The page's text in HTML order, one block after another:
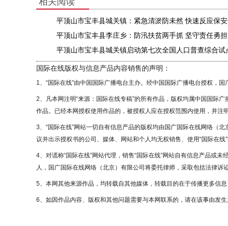
平顶山市宝丰县城关镇：紧急清淤防未然 快速反应保
平顶山市宝丰县李庄乡：防汛扶贫两手抓 坚守责任勇担
平顶山市宝丰县城关镇启动第七次全国人口普查综合试
国际在线版权与信息产品内容销售的声明：
1、“国际在线”由中国国际广播电台主办。经中国国际广播电台授权，
2、凡本网注明“来源：国际在线专稿”的所有作品，版权均属中国国际
作品。已经本网授权使用作品的，被授权人应在授权范围内使用，并注
3、“国际在线”网站一切自有信息产品的版权均由国广国际在线网络（
议并出示授权书的公司、媒体、网站和个人均无权销售、使用“国际在线”
4、对谎称“国际在线”网站代理，销售“国际在线”网站自有信息产品或
人，国广国际在线网络（北京）有限公司将委托律师，采取包括法律诉
5、本网其他来源作品，均转载自其他媒体，转载目的在于传播更多信
6、如因作品内容、版权和其他问题需要与本网联系的，请在该事由发生